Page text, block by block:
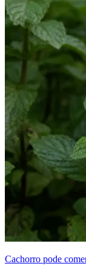
Cachorro pode